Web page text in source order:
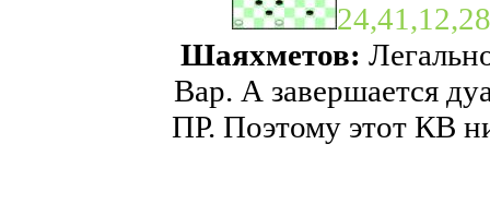
Шаяхметов:
Вар. А завершается
ПР. Поэтому этот КВ